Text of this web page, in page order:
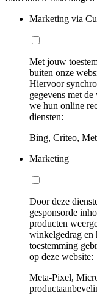
Marketing via
Met jouw
buiten onze
Hiervoor
gegevens met
we hun online
diensten:
Bing, Criteo,
Marketing
Door deze
gesponsorde
producten
winkelgedrag en
toestemming
op deze website:
Meta-Pixel,